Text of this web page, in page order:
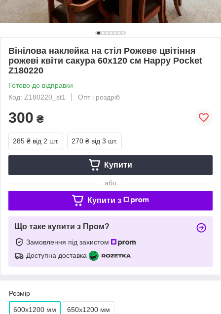
Вінілова наклейка на стіл Рожеве цвітіння
рожеві квіти сакура 60х120 см Happy Pocket
Z180220
Готово до відправки
Код: Z180220_st1
Опт і роздріб
300 ₴
285 ₴ від 2 шт. 270 ₴ від 3 шт.
Купити
або
Купити з
Що таке купити з Пром?
Замовлення під захистом
Доступна доставка
Розмір
600х1200 мм 650х1200 мм